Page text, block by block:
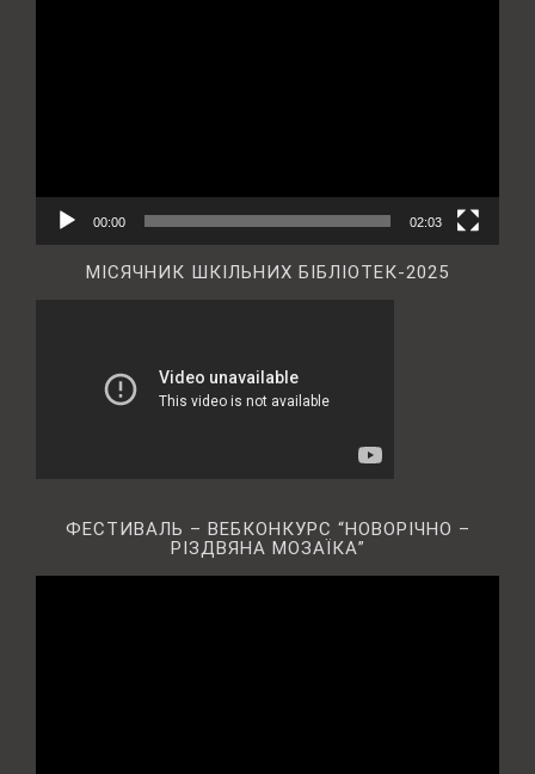
00:00 02:03
МІСЯЧНИК ШКІЛЬНИХ БІБЛІОТЕК-2025
ФЕСТИВАЛЬ – ВЕБКОНКУРС “НОВОРІЧНО –
РІЗДВЯНА МОЗАЇКА”